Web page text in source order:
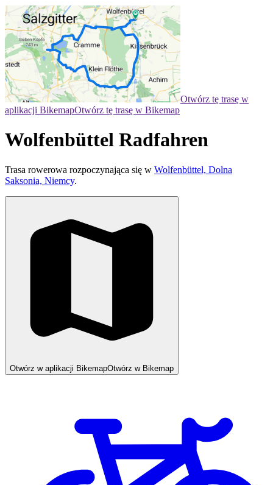
Otwórz tę trasę w
aplikacji BikemapOtwórz tę trasę w Bikemap
Wolfenbüttel Radfahren
Trasa rowerowa rozpoczynająca się w Wolfenbüttel, Dolna
Saksonia, Niemcy.
Otwórz w aplikacji BikemapOtwórz w Bikemap